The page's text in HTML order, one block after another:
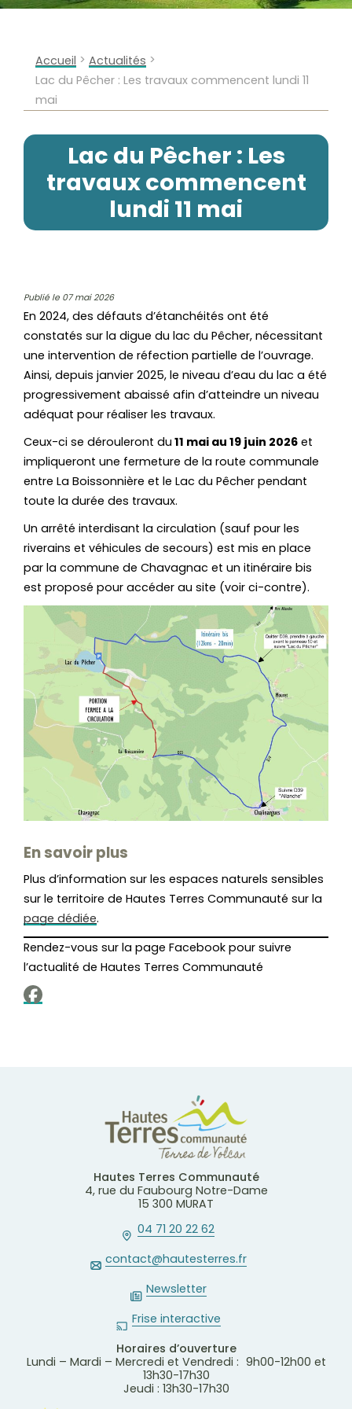
Accueil > Actualités >
Lac du Pêcher : Les travaux commencent lundi 11
mai
Lac du Pêcher : Les
travaux commencent
lundi 11 mai
Publié le 07 mai 2026
En 2024, des défauts d’étanchéités ont été
constatés sur la digue du lac du Pêcher, nécessitant
une intervention de réfection partielle de l’ouvrage.
Ainsi, depuis janvier 2025, le niveau d’eau du lac a été
progressivement abaissé afin d’atteindre un niveau
adéquat pour réaliser les travaux.
Ceux-ci se dérouleront du 11 mai au 19 juin 2026 et
impliqueront une fermeture de la route communale
entre La Boissonnière et le Lac du Pêcher pendant
toute la durée des travaux.
Un arrêté interdisant la circulation (sauf pour les
riverains et véhicules de secours) est mis en place
par la commune de Chavagnac et un itinéraire bis
est proposé pour accéder au site (voir ci-contre).
En savoir plus
Plus d’information sur les espaces naturels sensibles
sur le territoire de Hautes Terres Communauté sur la
page dédiée.
Rendez-vous sur la page Facebook pour suivre
l’actualité de Hautes Terres Communauté
Hautes Terres Communauté
4, rue du Faubourg Notre-Dame
15 300 MURAT
04 71 20 22 62
contact@hautesterres.fr
Newsletter
Frise interactive
Horaires d’ouverture
Lundi – Mardi – Mercredi et Vendredi : 9h00-12h00 et
13h30-17h30
Jeudi : 13h30-17h30